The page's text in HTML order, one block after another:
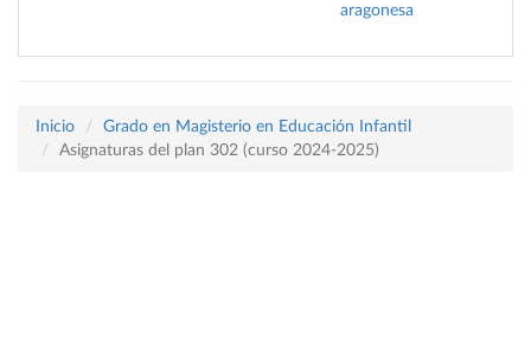
aragonesa
Inicio
Grado en Magisterio en Educación Infantil
Asignaturas del plan 302 (curso 2024-2025)